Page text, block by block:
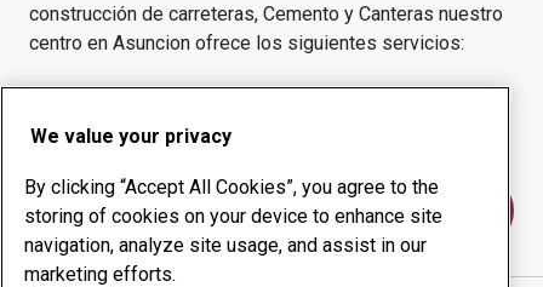
construcción de carreteras, Cemento y Canteras nuestro
centro en Asuncion ofrece los siguientes servicios:
Productos de desgaste
Servicios de asesoría
Gestión inteligente
Póngase en contacto con nosotros
We value your privacy
By clicking “Accept All Cookies”, you agree to the
storing of cookies on your device to enhance site
navigation, analyze site usage, and assist in our
marketing efforts.